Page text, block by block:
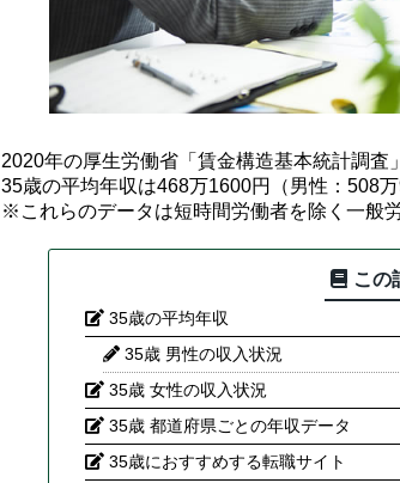
2020年の厚生労働省「賃金構造基本統計調査
35歳の平均年収は468万1600円（男性：508
※これらのデータは短時間労働者を除く一般労
この
35歳の平均年収
35歳 男性の収入状況
35歳 女性の収入状況
35歳 都道府県ごとの年収データ
35歳におすすめする転職サイト